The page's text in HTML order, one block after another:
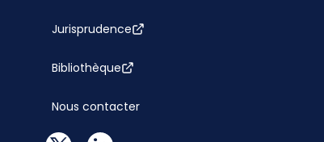
Jurisprudence
Bibliothèque
Nous contacter